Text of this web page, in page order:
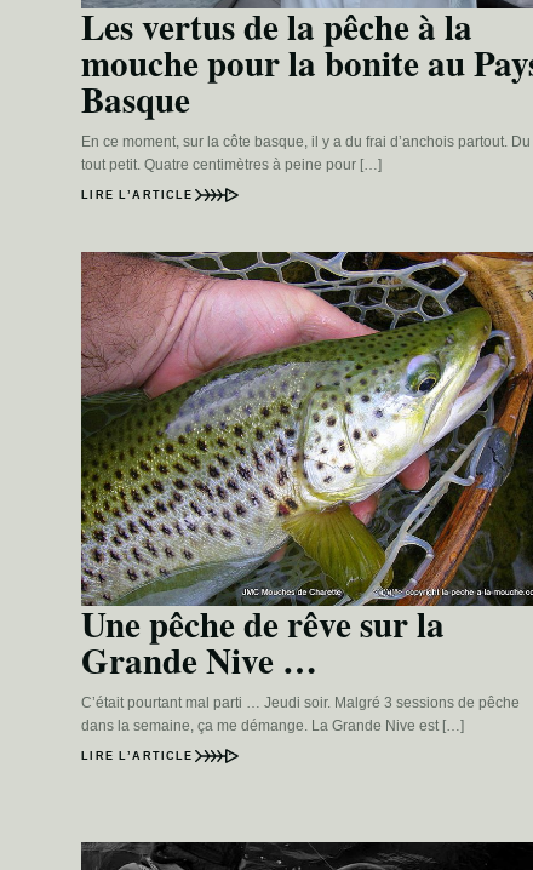
Les vertus de la pêche à la
mouche pour la bonite au
Basque
En ce moment, sur la côte basque, il y a du frai d’anchois partout. Du
tout petit. Quatre centimètres à peine pour […]
LIRE L’ARTICLE
Une pêche de rêve sur la
Grande Nive …
C’était pourtant mal parti … Jeudi soir. Malgré 3 sessions de pêche
dans la semaine, ça me démange. La Grande Nive est […]
LIRE L’ARTICLE